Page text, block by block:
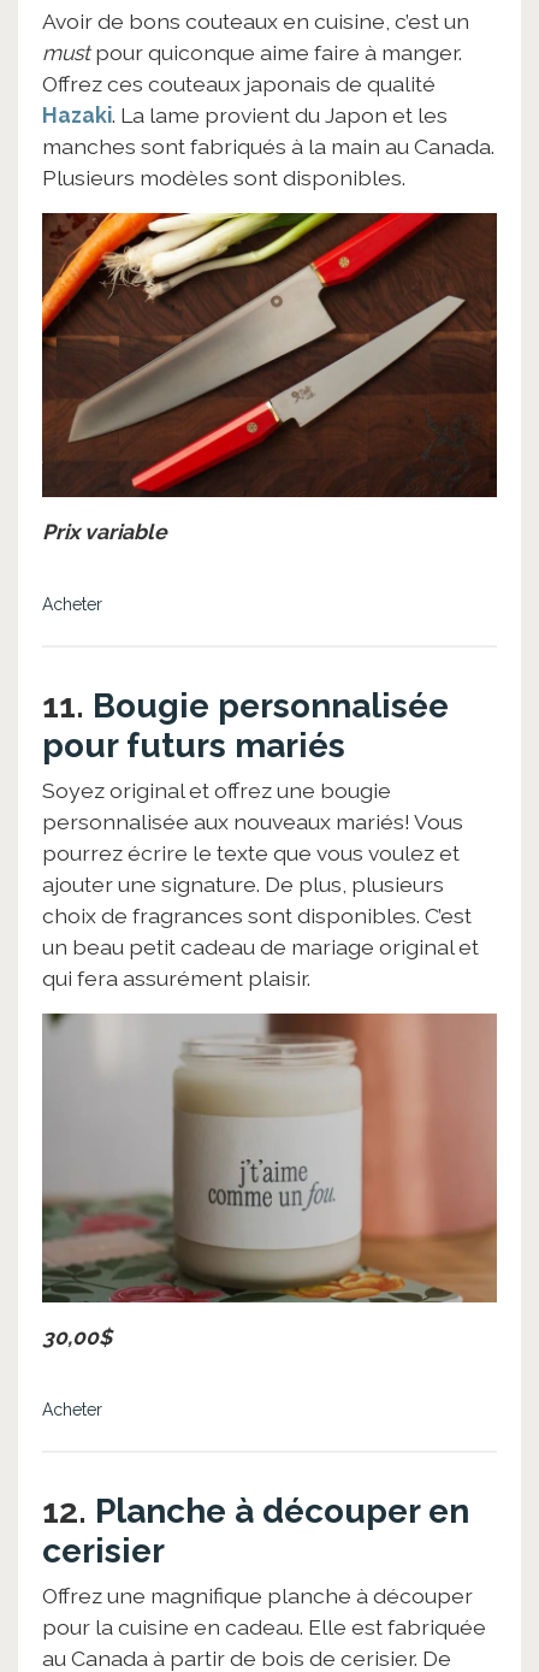
Avoir de bons couteaux en cuisine, c’est un
mustpour quiconque aime faire à manger.
Offrez ces couteaux japonais de qualité
Hazaki. La lame provient du Japon et les
manches sont fabriqués à la main au Canada.
Plusieurs modèles sont disponibles.
Prix variable
Acheter
11. Bougie personnalisée
pour futurs mariés
Soyez original et offrez une bougie
personnalisée aux nouveaux mariés! Vous
pourrez écrire le texte que vous voulez et
ajouter une signature. De plus, plusieurs
choix de fragrances sont disponibles. C’est
un beau petit cadeau de mariage original et
qui fera assurément plaisir.
30,00$
Acheter
12. Planche à découper en
cerisier
Offrez une magnifique planche à découper
pour la cuisine en cadeau. Elle est fabriquée
au Canada à partir de bois de cerisier. De